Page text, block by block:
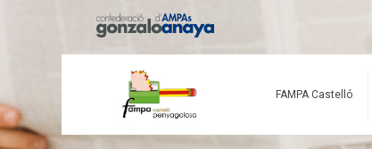
FAMPA Castelló